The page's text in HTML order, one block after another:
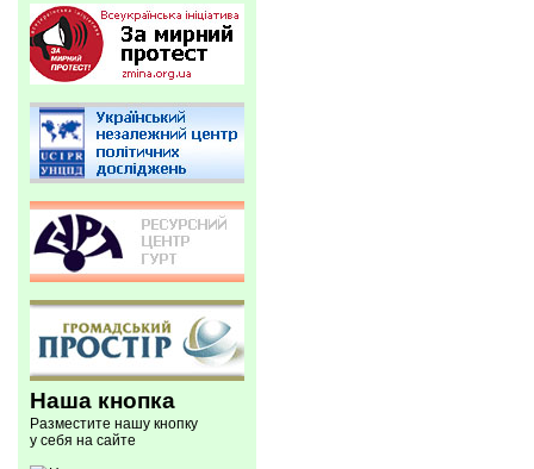
Наша кнопка
Разместите нашу кнопку
у себя на сайте